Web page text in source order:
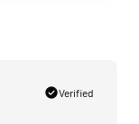
check_circleVerified